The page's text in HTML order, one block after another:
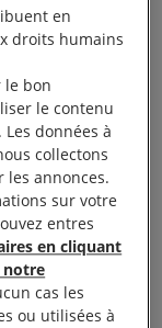
en
droits humains
le bon
le contenu
données à
collectons
annonces.
sur votre
entres
en cliquant
notre
cas les
ou utilisées à